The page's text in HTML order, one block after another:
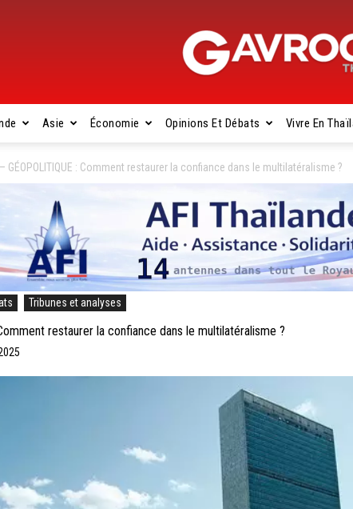
Gavroche
Thaïlande
Asie Économie Opinions Et Débats Vivre En
GÉOPOLITIQUE : Comment restaurer la confiance dans le multilatéralisme ?
Tribunes et analyses
restaurer la confiance dans le multilatéralisme ?